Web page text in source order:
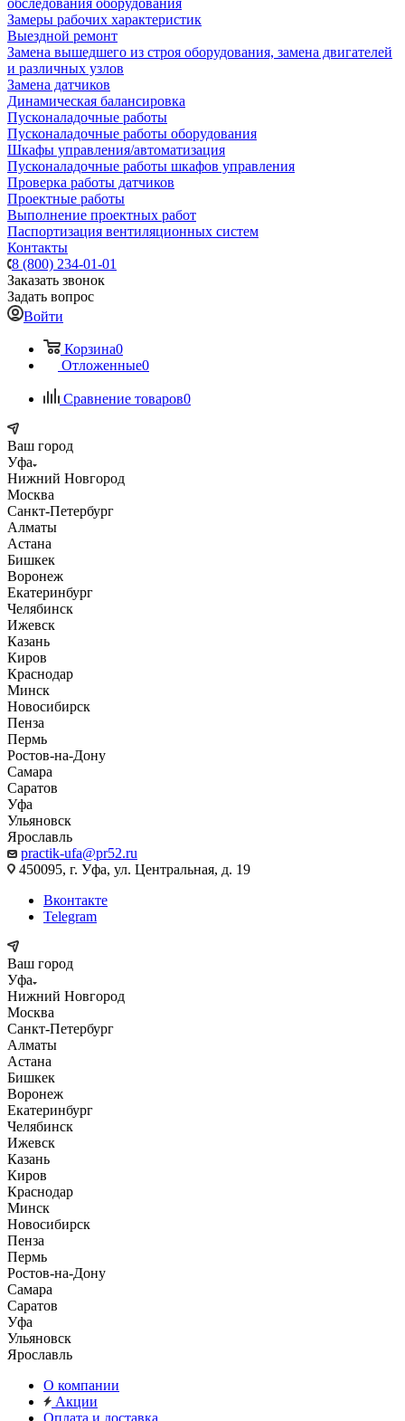
обследования оборудования
Замеры рабочих характеристик
Выездной ремонт
Замена вышедшего из строя оборудования, замена двигателей
и различных узлов
Замена датчиков
Динамическая балансировка
Пусконаладочные работы
Пусконаладочные работы оборудования
Шкафы управления/автоматизация
Пусконаладочные работы шкафов управления
Проверка работы датчиков
Проектные работы
Выполнение проектных работ
Паспортизация вентиляционных систем
Контакты
8 (800) 234-01-01
Заказать звонок
Задать вопрос
Войти
Корзина0
Отложенные0
Сравнение товаров0
Ваш город
Уфа
Нижний Новгород
Москва
Санкт-Петербург
Алматы
Астана
Бишкек
Воронеж
Екатеринбург
Челябинск
Ижевск
Казань
Киров
Краснодар
Минск
Новосибирск
Пенза
Пермь
Ростов-на-Дону
Самара
Саратов
Уфа
Ульяновск
Ярославль
practik-ufa@pr52.ru
450095, г. Уфа, ул. Центральная, д. 19
Вконтакте
Telegram
Ваш город
Уфа
Нижний Новгород
Москва
Санкт-Петербург
Алматы
Астана
Бишкек
Воронеж
Екатеринбург
Челябинск
Ижевск
Казань
Киров
Краснодар
Минск
Новосибирск
Пенза
Пермь
Ростов-на-Дону
Самара
Саратов
Уфа
Ульяновск
Ярославль
О компании
Акции
Оплата и доставка